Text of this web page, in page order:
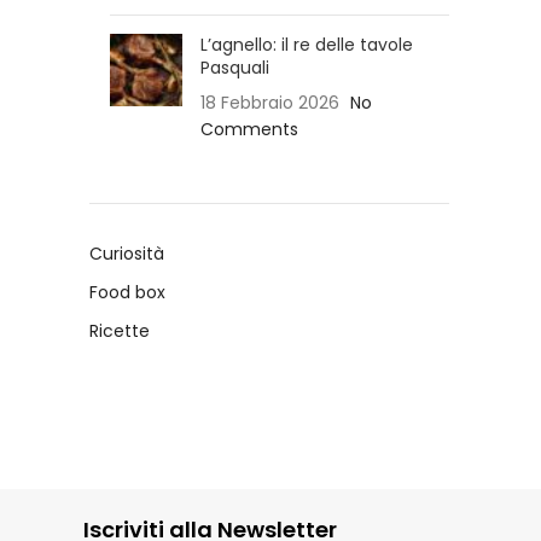
L’agnello: il re delle tavole
Pasquali
18 Febbraio 2026 No
Comments
Curiosità
Food box
Ricette
Iscriviti alla Newsletter